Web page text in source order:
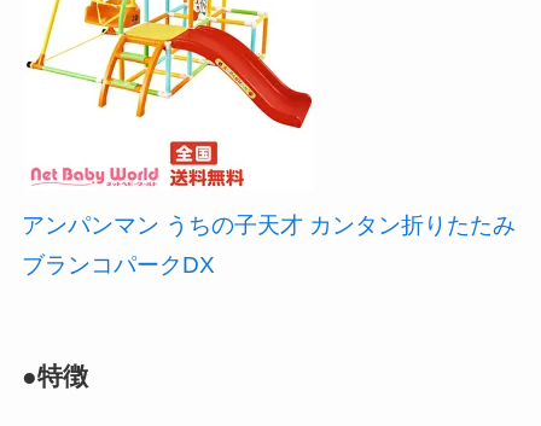
アンパンマン うちの子天才 カンタン折りたたみ
ブランコパークDX
●特徴